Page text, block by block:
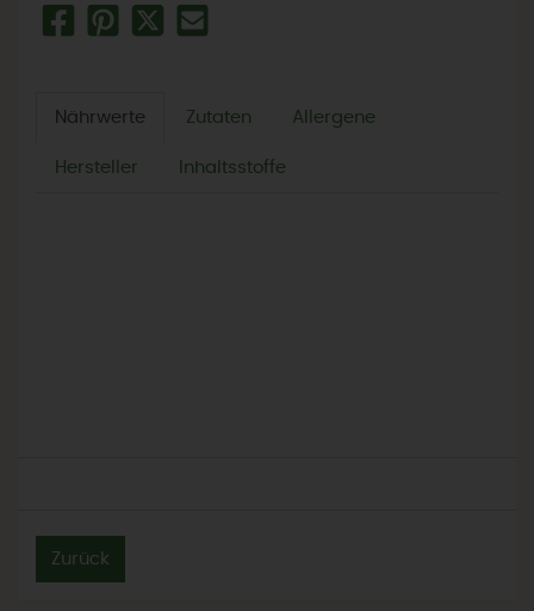
Nährwerte Zutaten Allergene
Hersteller Inhaltsstoffe
Zurück